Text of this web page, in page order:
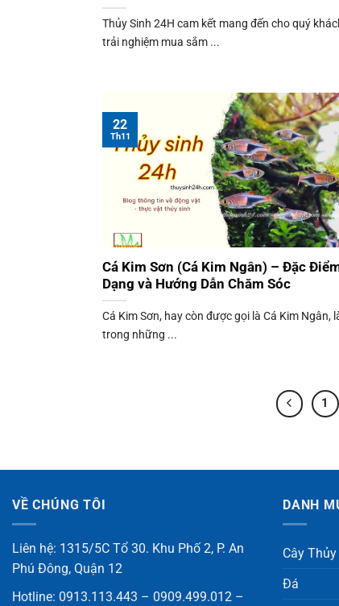
Thủy Sinh 24H cam kết mang đến cho quý
trải nghiệm mua sắm ...
Cá Kim Sơn (Cá Kim Ngân) – Đặc
Dạng và Hướng Dẫn Chăm Sóc
Cá Kim Sơn, hay còn được gọi là Cá Kim Ngân,
trong những ...
22
Th11
1
VỀ CHÚNG TÔI
Liên hệ: 1315/5C Tổ 30. Khu Phố 2, P. An
Phú Đông, Quận 12
Hotline: 0913.113.443 – 0909.499.012 –
DANH
Cây
Đá